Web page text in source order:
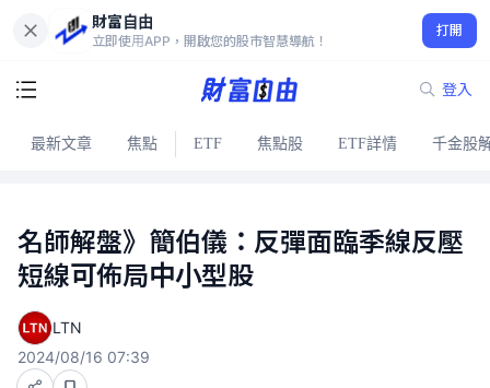
財富自由
立即使用APP，開啟您的股市智慧導航！
打開
登入
最新文章 焦點 ETF 焦點股 ETF詳情 千金股
名師解盤》簡伯儀：反彈面臨季線反壓
短線可佈局中小型股
LTN
2024/08/16 07:39